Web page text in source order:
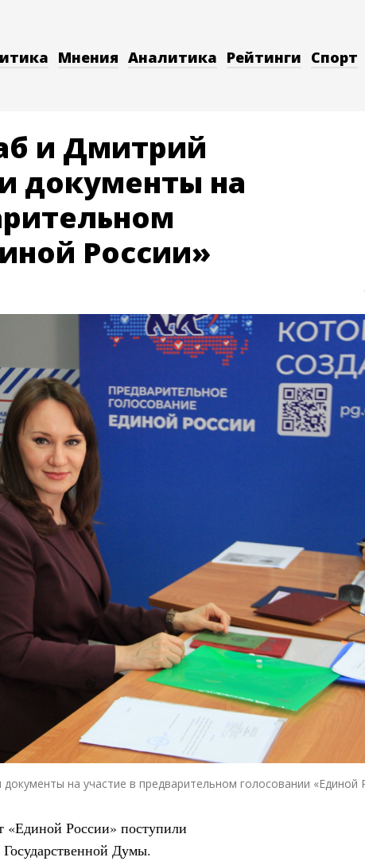
Мнения Аналитика Рейтинги Спорт
и Дмитрий
документы на
России»
на участие в предварительном голосовании «Единой
«Единой России» поступили
Думы.